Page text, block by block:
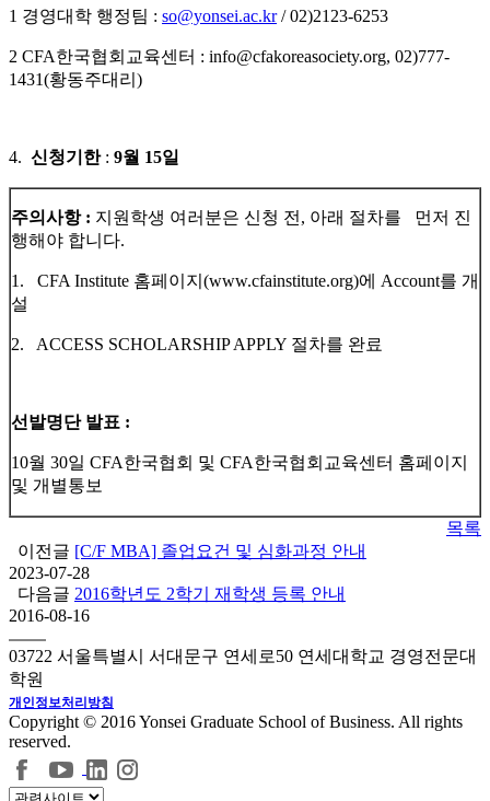
1 경영대학 행정팀 : so@yonsei.ac.kr/ 02)2123-6253
2 CFA한국협회교육센터 : info@cfakoreasociety.org, 02)777-
1431(황동주대리)
4. 신청기한: 9월 15일
주의사항 : 지원학생 여러분은 신청 전, 아래 절차를 먼저 진
행해야 합니다.
1. CFA Institute 홈페이지(www.cfainstitute.org)에 Account를 개
설
2. ACCESS SCHOLARSHIP APPLY 절차를 완료
선발명단 발표 :
10월 30일 CFA한국협회 및 CFA한국협회교육센터 홈페이지
및 개별통보
목록
이전글 [C/F MBA] 졸업요건 및 심화과정 안내
2023-07-28
다음글 2016학년도 2학기 재학생 등록 안내
2016-08-16
03722 서울특별시 서대문구 연세로50 연세대학교 경영전문대
학원
개인정보처리방침
Copyright © 2016 Yonsei Graduate School of Business. All rights
reserved.